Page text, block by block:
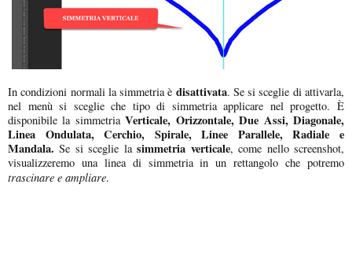
In condizioni normali la simmetria è disattivata. Se si sceglie di attivarla,
nel menù si sceglie che tipo di simmetria applicare nel progetto. È
disponibile la simmetriaVerticale, Orizzontale, Due Assi, Diagonale,
Linea Ondulata, Cerchio, Spirale, Linee Parallele, Radiale e
Mandala. Se si sceglie lasimmetria verticale, come nello screenshot,
visualizzeremo una linea di simmetria in un rettangolo che potremo
trascinare e ampliare.